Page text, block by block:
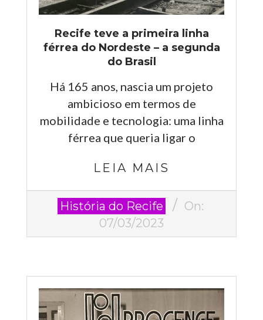
Recife teve a primeira linha
férrea do Nordeste – a segunda
do Brasil
Há 165 anos, nascia um projeto
ambicioso em termos de
mobilidade e tecnologia: uma linha
férrea que queria ligar o
LEIA MAIS
2023-
História do Recife
On:
07/03/2023